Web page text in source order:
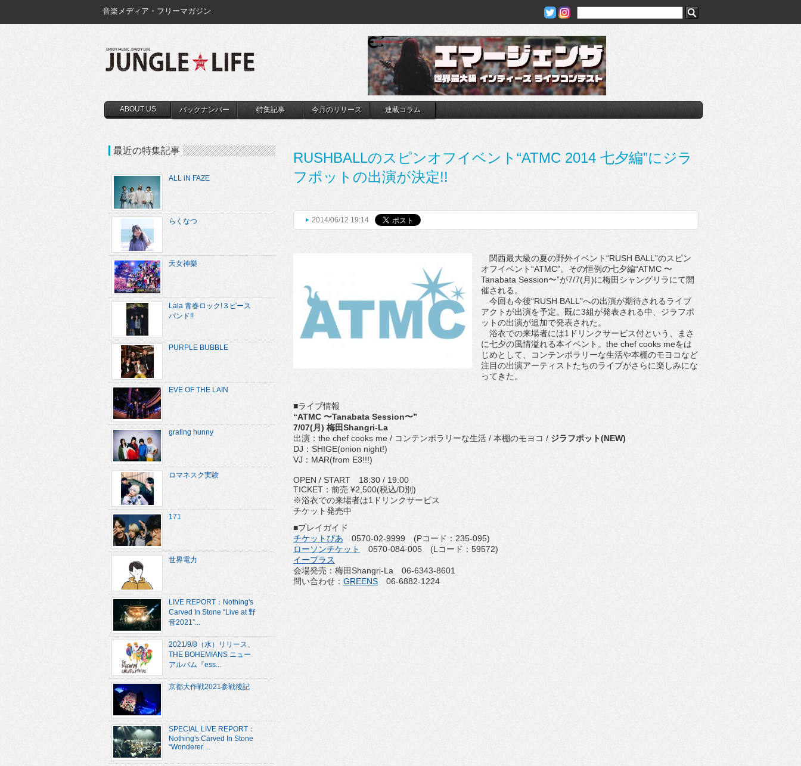
音楽メディア・フリーマガジン
ABOUT US バックナンバー 特集記事 今月のリリース 連載コラム
RUSHBALLのスピンオフイベント“ATMC 2014 七夕編”にジラ
フポットの出演が決定!!
2014/06/12 19:14
関西最大級の夏の野外イベント“RUSH BALL”のスピン
オフイベント“ATMC”。その恒例の七夕編“ATMC 〜
Tanabata Session〜”が7/7(月)に梅田シャングリラにて開
催される。
今回も今後“RUSH BALL”への出演が期待されるライブ
アクトが出演を予定。既に3組が発表される中、ジラフポ
ットの出演が追加で発表された。
浴衣での来場者には1ドリンクサービス付という、まさ
に七夕の風情溢れる本イベント。the chef cooks meをは
じめとして、コンテンポラリーな生活や本棚のモヨコなど
注目の出演アーティストたちのライブがさらに楽しみにな
ってきた。
■ライブ情報
“ATMC 〜Tanabata Session〜”
7/07(月) 梅田Shangri-La
出演：the chef cooks me / コンテンポラリーな生活 / 本棚のモヨコ / ジラフポット(NEW)
DJ：SHIGE(onion night!)
VJ：MAR(from E3!!!)
OPEN / START 18:30 / 19:00
TICKET：前売 ¥2,500(税込/D別)
※浴衣での来場者は1ドリンクサービス
チケット発売中
■プレイガイド
チケットぴあ 0570-02-9999 (Pコード：235-095)
ローソンチケット
0570-084-005 (Lコード：59572)
イープラス
会場発売：梅田Shangri-La 06-6343-8601
問い合わせ： GREENS 06-6882-1224
最近の特集記事
ALL iN FAZE
らくなつ
天女神樂
Lala 青春ロック!３ピース
バンド!!
PURPLE BUBBLE
EVE OF THE LAIN
grating hunny
ロマネスク実験
171
世界電力
LIVE REPORT：Nothing's
Carved In Stone “Live at 野
音2021”...
2021/9/8（水）リリース、
THE BOHEMIANS ニュー
アルバム『ess...
京都大作戦2021参戦後記
SPECIAL LIVE REPORT：
Nothing's Carved In Stone
“Wonderer ...